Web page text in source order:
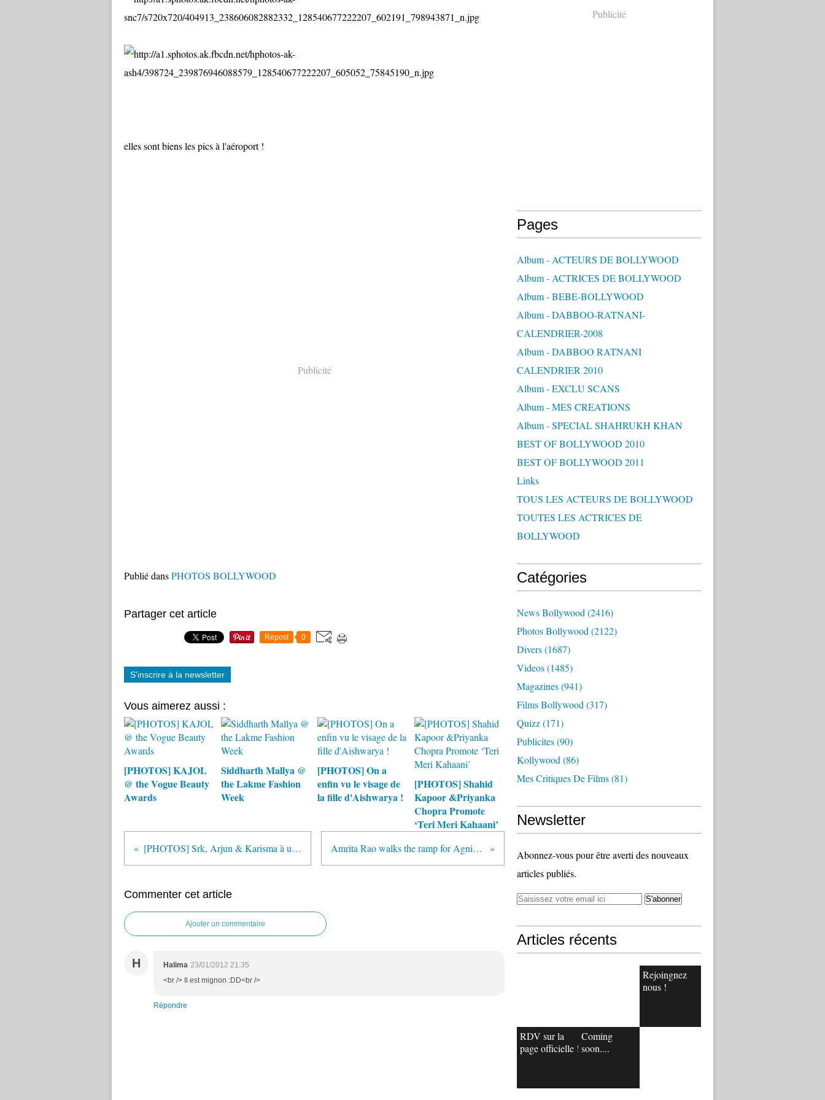
elles sont biens les pics à l'aéroport !
Publicité
Publié dansPHOTOS BOLLYWOOD
Partager cet article
Repost 0
S'inscrire à la newsletter
Vous aimerez aussi :
[PHOTOS] KAJOL
@ the Vogue Beauty
Awards
Siddharth Mallya @
the Lakme Fashion
Week
[PHOTOS] On a
enfin vu le visage de
la fille d'Aishwarya !
[PHOTOS] Shahid
Kapoor &Priyanka
Chopra Promote
‘Teri Meri Kahaani’
[PHOTOS] Srk, Arjun & Karisma à un mariage Amrita Rao walks the ramp for Agni Jewellery
Commenter cet article
Ajouter un commentaire
H Halima 23/01/2012 21:35
<br /> Il est mignon :DD<br />
Répondre
Publicité
Pages
Album - ACTEURS DE BOLLYWOOD
Album - ACTRICES DE BOLLYWOOD
Album - BEBE-BOLLYWOOD
Album - DABBOO-RATNANI-
CALENDRIER-2008
Album - DABBOO RATNANI
CALENDRIER 2010
Album - EXCLU SCANS
Album - MES CREATIONS
Album - SPECIAL SHAHRUKH KHAN
BEST OF BOLLYWOOD 2010
BEST OF BOLLYWOOD 2011
Links
TOUS LES ACTEURS DE BOLLYWOOD
TOUTES LES ACTRICES DE
BOLLYWOOD
Catégories
News Bollywood (2416)
Photos Bollywood (2122)
Divers(1687)
Videos(1485)
Magazines(941)
Films Bollywood (317)
Quizz(171)
Publicites(90)
Kollywood (86)
Mes Critiques De Films(81)
Newsletter
Abonnez-vous pour être averti des nouveaux
articles publiés.
Articles récents
Rejoingnez
nous !
RDV sur la
page officielle !
Coming
soon....